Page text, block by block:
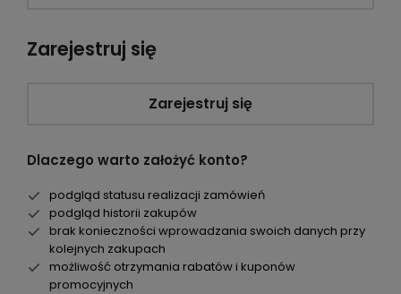
Zarejestruj się
Zarejestruj się
Dlaczego warto założyć konto?
podgląd statusu realizacji zamówień
podgląd historii zakupów
brak konieczności wprowadzania swoich danych przy
kolejnych zakupach
możliwość otrzymania rabatów i kuponów
promocyjnych